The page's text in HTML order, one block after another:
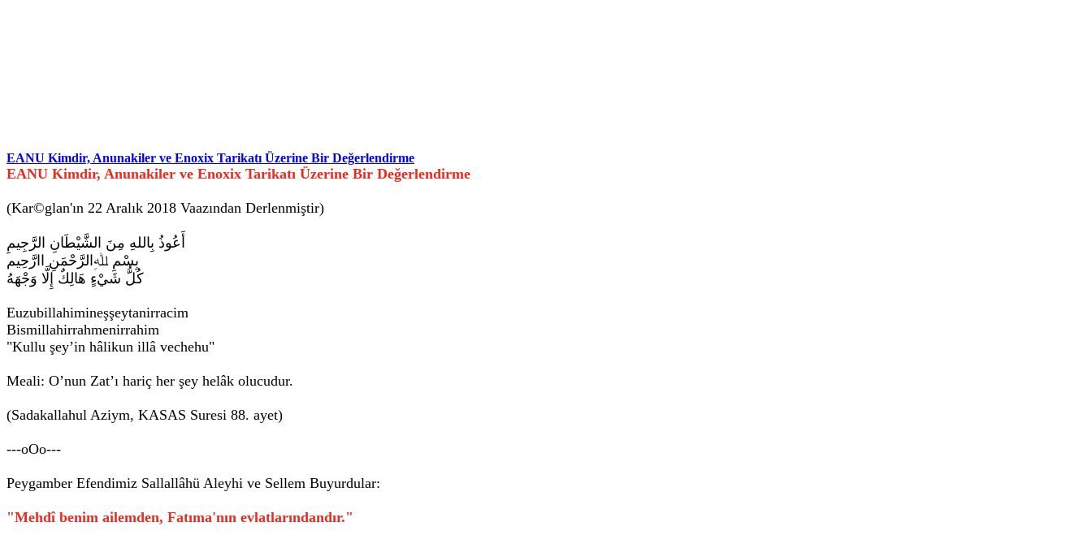
EANU Kimdir, Anunakiler ve Enoxix Tarikatı Üzerine Bir Değerlendirme
EANU Kimdir, Anunakiler ve Enoxix Tarikatı Üzerine Bir Değerlendirme
(Kar©glan'ın 22 Aralık 2018 Vaazından Derlenmiştir)
أَعُوذُ بِاللهِ مِنَ الشَّيْطَانِ الرَّجِيمِ
بِسْمِ ﷲِالرَّحْمَنِ اارَّحِيم
كُلُّ شَيْءٍ هَالِكٌ إِلَّا وَجْهَهُ
Euzubillahimineşşeytanirracim
Bismillahirrahmenirrahim
"Kullu şey’in hâlikun illâ vechehu"
Meali: O’nun Zat’ı hariç her şey helâk olucudur.
(Sadakallahul Aziym, KASAS Suresi 88. ayet)
---oOo---
Peygamber Efendimiz Sallallâhü Aleyhi ve Sellem Buyurdular:
"Mehdî benim ailemden, Fatıma'nın evlatlarındandır."